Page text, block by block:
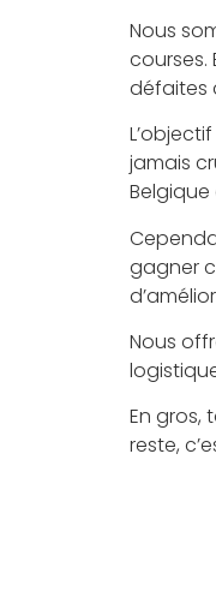
Nous
courses.
défaites
jamais
gagner
Nous
En gros,
reste,